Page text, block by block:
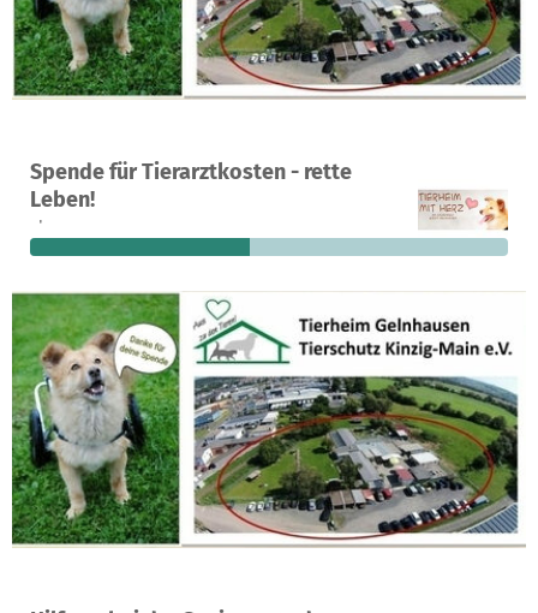
Spende für Tierarztkosten - rette
Leben!
Ein Projekt in Gelnhausen, Deutschland
222 10.648 €
fehlen noch
Ein Projekt in Gelnhausen, Deutschland